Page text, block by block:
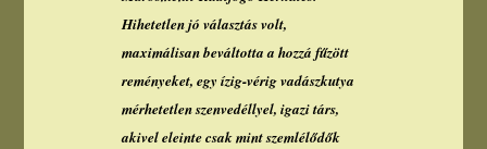
Hihetetlen jó választás volt,
maximálisan beváltotta a hozzá fűzött
reményeket, egy ízig-vérig vadászkutya
mérhetetlen szenvedéllyel, igazi társ,
akivel eleinte csak mint szemlélődők